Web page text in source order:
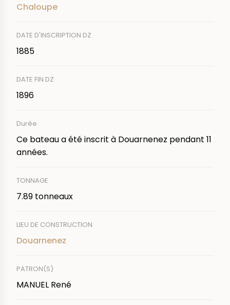
Chaloupe
DATE D'INSCRIPTION DZ
1885
DATE FIN DZ
1896
Durée
Ce bateau a été inscrit à Douarnenez pendant 11
années.
TONNAGE
7.89 tonneaux
LIEU DE CONSTRUCTION
Douarnenez
PATRON(S)
MANUEL René